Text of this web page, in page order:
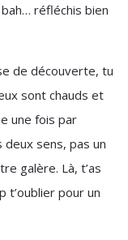
bah… réfléchis bien
de découverte, tu
sont chauds et
une fois par
deux sens, pas un
galère. Là, t’as
t’oublier pour un